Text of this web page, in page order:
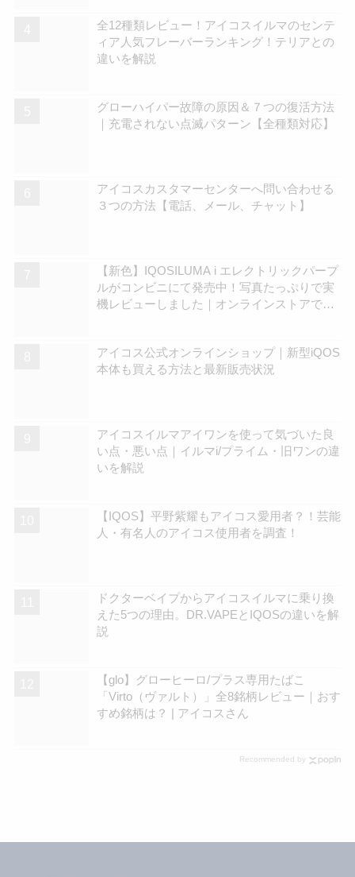
全12種類レビュー！アイコスイルマのセンテ
ィア人気フレーバーランキング！テリアとの
違いを解説
グローハイパー故障の原因＆７つの復活方法
｜充電されない点滅パターン【全種類対応】
アイコスカスタマーセンターへ問い合わせる
３つの方法【電話、メール、チャット】
【新色】IQOSILUMA i エレクトリックパープ
ルがコンビニにて発売中！写真たっぷりで実
機レビューしました｜オンラインストアでも
アイコス公式オンラインショップ｜新型iQOS
本体も買える方法と最新販売状況
アイコスイルマアイワンを使って気づいた良
い点・悪い点｜イルマi/プライム・旧ワンの違
いを解説
【IQOS】平野紫耀もアイコス愛用者？！芸能
人・有名人のアイコス使用者を調査！
ドクターベイプからアイコスイルマに乗り換
えた5つの理由。DR.VAPEとIQOSの違いを解
説
【glo】グローヒーロ/プラス専用たばこ
「Virto（ヴァルト）」全8銘柄レビュー｜おす
すめ銘柄は？ | アイコスさん
Recommended by